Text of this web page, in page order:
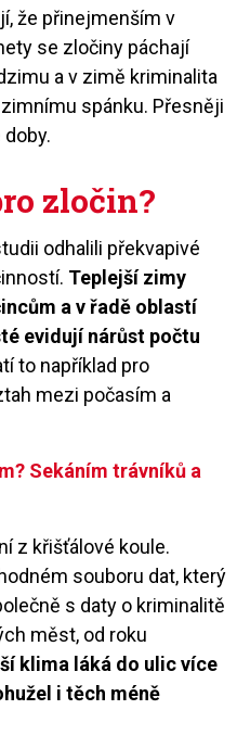
že přinejmenším v
se zločiny páchají
a v zimě kriminalita
spánku. Přesněji
zločin?
odhalili překvapivé
Teplejší zimy
a v řadě oblastí
evidují nárůst počtu
to například pro
mezi počasím a
Sekáním trávníků a
z křišťálové koule.
souboru dat, který
s daty o kriminalitě
měst, od roku
klima láká do ulic více
i těch méně